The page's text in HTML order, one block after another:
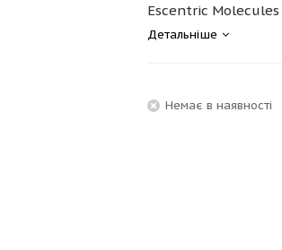
Escentric Molecules
Детальніше
Немає в наявності